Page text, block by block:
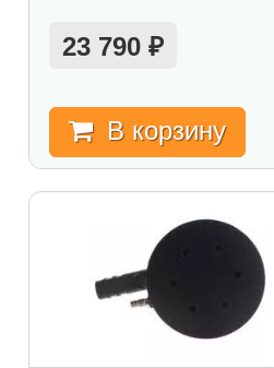
23 790 ₽
В корзину